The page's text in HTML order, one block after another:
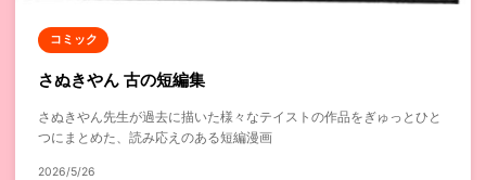
コミック
さぬきやん 古の短編集
さぬきやん先生が過去に描いた様々なテイストの作品をぎゅっとひと
つにまとめた、読み応えのある短編漫画
2026/5/26